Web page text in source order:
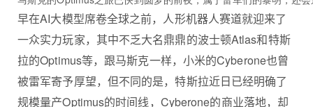
早在AI大模型席卷全球之前，人形机器人赛道就迎来了
一众实力玩家，其中不乏大名鼎鼎的波士顿Atlas和特斯
拉的Optimus等，跟马斯克一样，小米的Cyberone也曾
被雷军寄予厚望，但不同的是，特斯拉近日已经明确了
规模量产Optimus的时间线，Cyberone的商业落地，却